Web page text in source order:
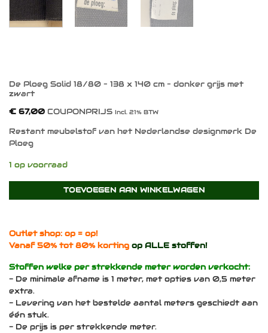
De Ploeg Solid 18/80 – 138 x 140 cm – donker grijs met
zwart
€ 67,00 COUPONPRIJS Incl. 21% BTW
Restant meubelstof van het Nederlandse designmerk De
Ploeg
1 op voorraad
TOEVOEGEN AAN WINKELWAGEN
Outlet shop: op = op!
Vanaf 50% tot 80% korting op ALLE stoffen!
Stoffen welke per strekkende meter worden verkocht:
- De minimale afname is 1 meter, met opties van 0,5 meter
extra.
- Levering van het bestelde aantal meters geschiedt aan
één stuk.
- De prijs is per strekkende meter.